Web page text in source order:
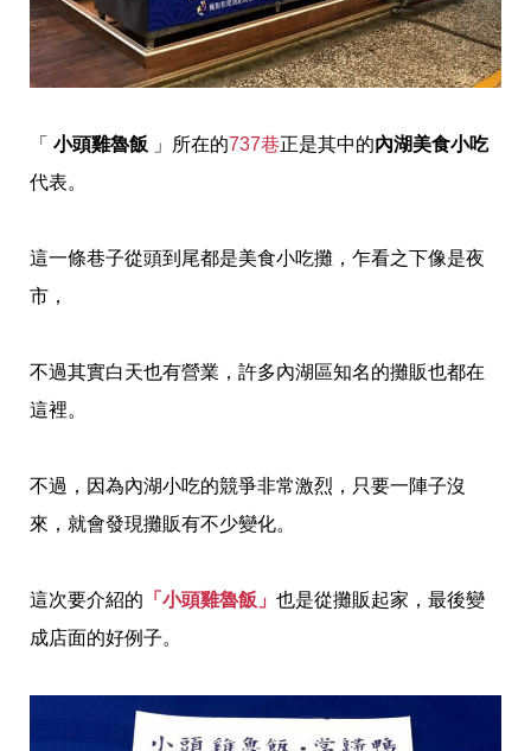
「 小頭雞魯飯 」所在的737巷正是其中的內湖美食小吃
代表。
這一條巷子從頭到尾都是美食小吃攤，乍看之下像是夜
市，
不過其實白天也有營業，許多內湖區知名的攤販也都在
這裡。
不過，因為內湖小吃的競爭非常激烈，只要一陣子沒
來，就會發現攤販有不少變化。
這次要介紹的 「小頭雞魯飯」 也是從攤販起家，最後變
成店面的好例子。